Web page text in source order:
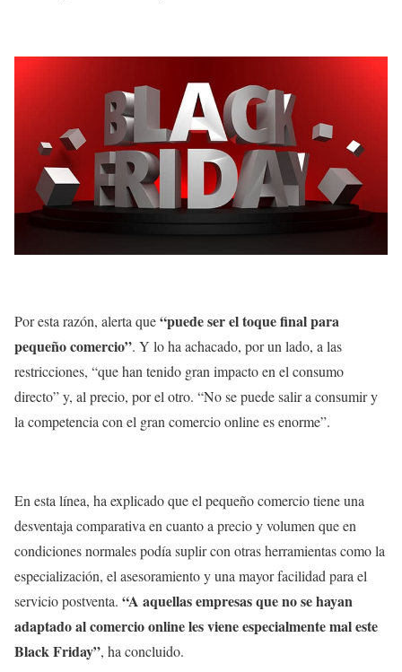
Por esta razón, alerta que“puede ser el toque final para
pequeño comercio”. Y lo ha achacado, por un lado, a las
restricciones, “que han tenido gran impacto en el consumo
directo” y, al precio, por el otro. “No se puede salir a consumir y
la competencia con el gran comercio online es enorme”.
En esta línea, ha explicado que el pequeño comercio tiene una
desventaja comparativa en cuanto a precio y volumen que en
condiciones normales podía suplir con otras herramientas como la
especialización, el asesoramiento y una mayor facilidad para el
servicio postventa. “A aquellas empresas que no se hayan
adaptado al comercio online les viene especialmente mal este
Black Friday”, ha concluido.